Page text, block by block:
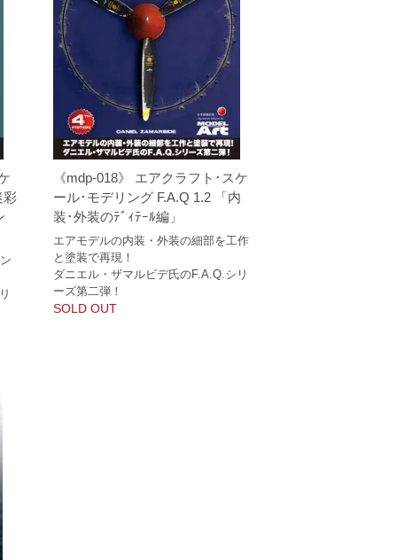
彩
《mdp-018》 エアクラフト･スケ
ール･モデリング F.A.Q 1.2 「内
装･外装のﾃﾞｨﾃｰﾙ編」
エアモデルの内装・外装の細部を工作
と塗装で再現！
ダニエル・ザマルビデ氏のF.A.Q.シリ
ーズ第二弾！
SOLD OUT